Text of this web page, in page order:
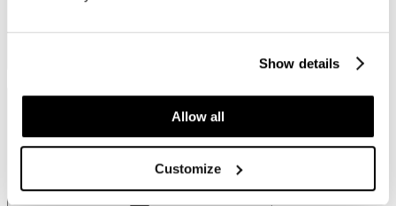
Show details
Allow all
Customize
Ook verkrijgbaar in Continental Skai Toronto leer